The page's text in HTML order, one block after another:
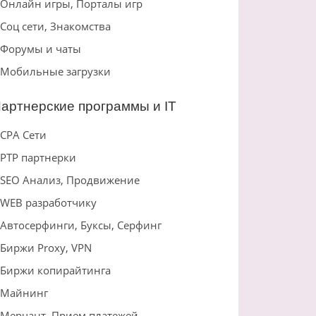
Онлайн игры, Порталы игр
Соц сети, Знакомства
Форумы и чаты
Мобильные загрузки
программы и IT
CPA Сети
PTP партнерки
SEO Анализ, Продвижение
WEB разработчику
Автосерфинги, Буксы, Серфинг
Биржи Proxy, VPN
Биржи копирайтинга
Майнинг